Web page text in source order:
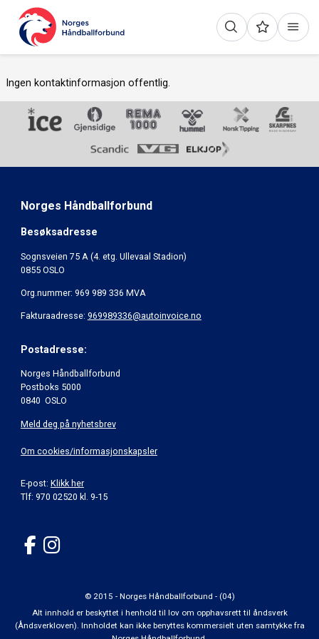
Ingen kontaktinformasjon offentlig.
Norges Håndballforbund
Besøksadresse
Sognsveien 75 A (4. etg. Ullevaal Stadion)
0855 OSLO
Org.nummer: 969 989 336 MVA
Fakturaadresse: 969989336@autoinvoice.no
Postadresse:
Norges Håndballforbund
Postboks 5000
0840 OSLO
Meld deg på nyhetsbrev
Om cookies/informasjonskapsler
E-post: Klikk her
Tlf: 970 02520 kl. 9-15
© 2015 - Norges Håndballforbund - (04)
Alt innhold er beskyttet i henhold til lov om opphavsrett til åndsverk
(Åndsverkloven). Innholdet kan ikke benyttes kommersielt uten samtykke fra